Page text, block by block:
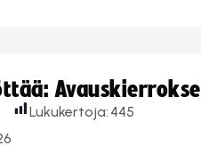
Lukukertoja: 445